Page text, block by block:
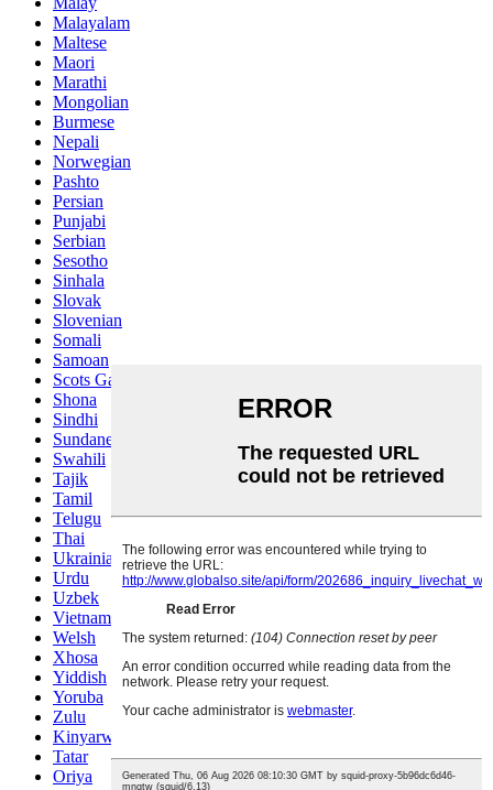
Malayalam
Maltese
Maori
Marathi
Mongolian
Burmese
Nepali
Norwegian
Pashto
Persian
Punjabi
Serbian
Sesotho
Sinhala
Slovak
Slovenian
Somali
Samoan
Scots Gaelic
Shona
Sindhi
Sundanese
Swahili
Tajik
Tamil
Telugu
Thai
Ukrainian
Urdu
Uzbek
Vietnamese
Welsh
Xhosa
Yiddish
Yoruba
Zulu
Kinyarwanda
Tatar
Oriya